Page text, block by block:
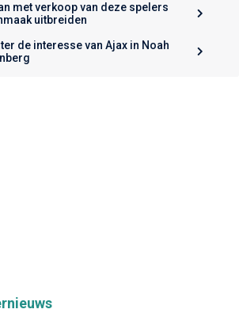
met verkoop van deze spelers
uitbreiden
de interesse van Ajax in Noah